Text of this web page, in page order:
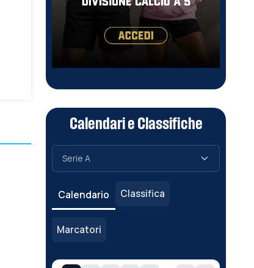
Calendari e Classifiche
Calendario Classifica
Marcatori